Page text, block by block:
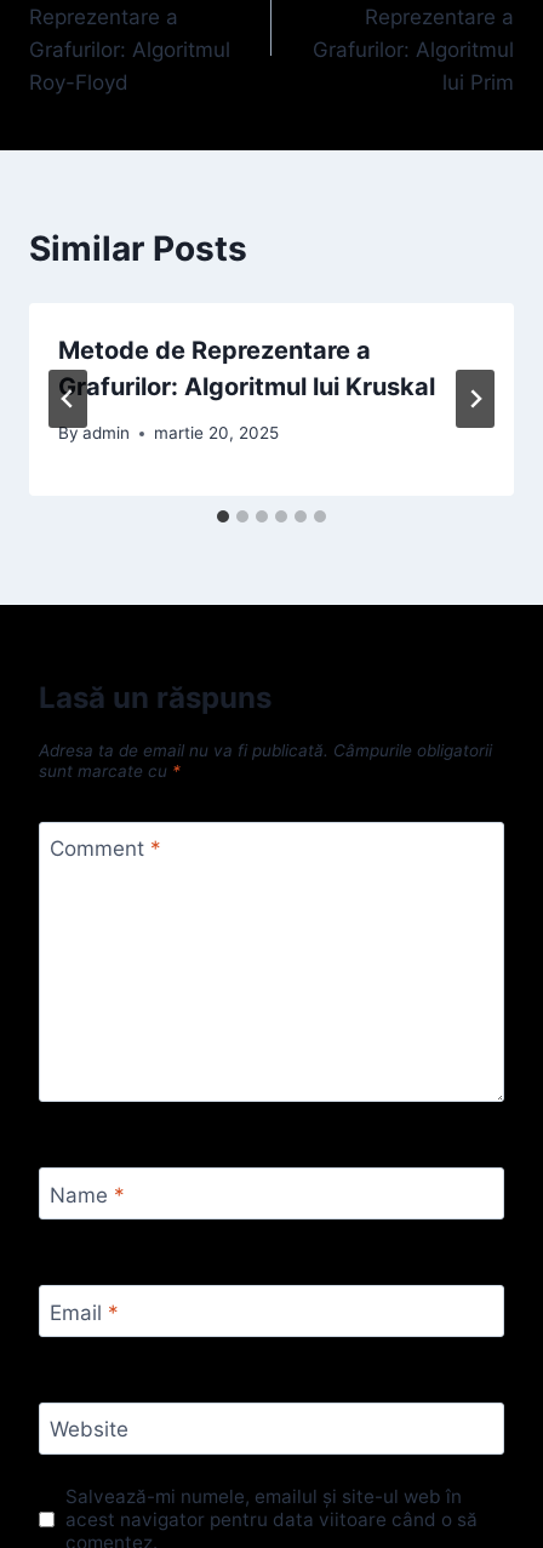
articole
Reprezentare a
Grafurilor: Algoritmul
Roy-Floyd
Reprezentare a
Grafurilor: Algoritmul
lui Prim
Similar Posts
Metode de Reprezentare a
Grafurilor: Algoritmul lui Kruskal
Byadmin martie 20, 2025
Lasă un răspuns
Adresa ta de email nu va fi publicată. Câmpurile obligatorii
sunt marcate cu *
Comment *
Name *
Email *
Website
Salvează-mi numele, emailul și site-ul web în
acest navigator pentru data viitoare când o să
comentez.